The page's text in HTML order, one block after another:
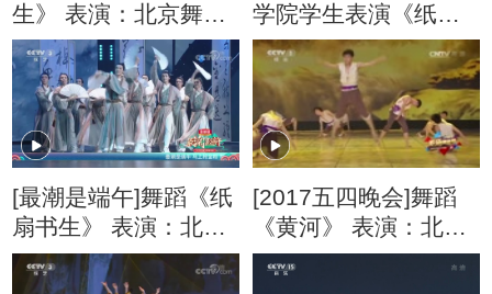
生》 表演：北京舞蹈
学院中国古典舞系15
级表演班
学院学生表演《纸扇
书生》
[最潮是端午]舞蹈《纸
扇书生》 表演：北京
舞蹈学院
[2017五四晚会]舞蹈
《黄河》 表演：北京
舞蹈学院